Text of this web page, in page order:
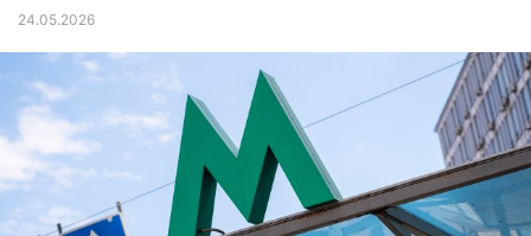
24.05.2026